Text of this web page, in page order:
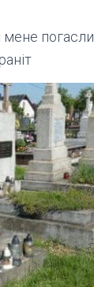
мене погасли